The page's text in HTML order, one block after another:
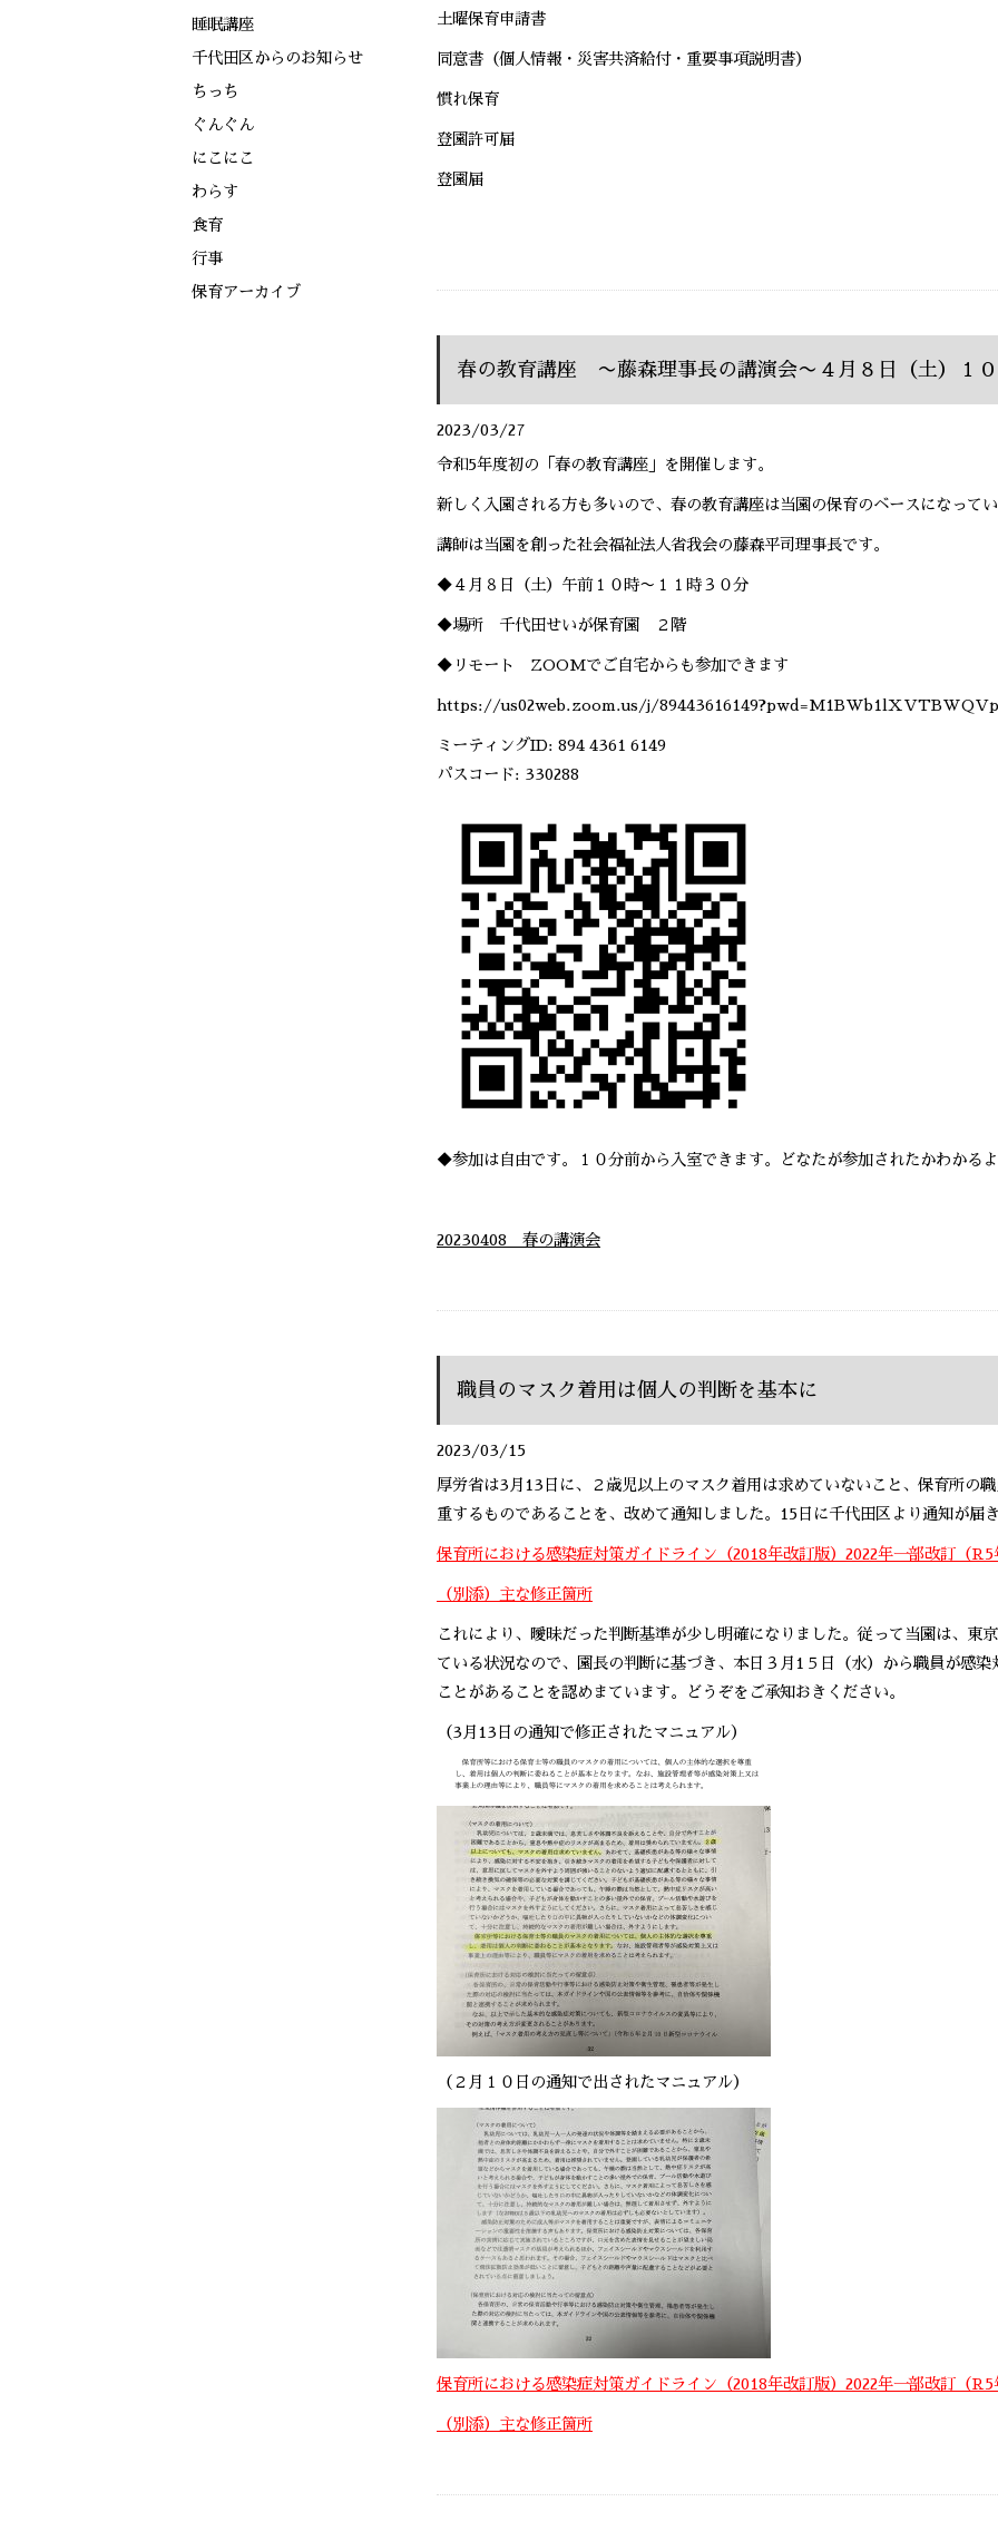
土曜保育申請書
同意書（個人情報・災害共済給付・重要事項説明書）
慣れ保育
登園許可届
登園届
春の教育講座 〜藤森理事長の講演会〜４月８日（土）１
2023/03/27
令和5年度初の「春の教育講座」を開催します。
新しく入園される方も多いので、春の教育講座は当園の保育のベースになってい
講師は当園を創った社会福祉法人省我会の藤森平司理事長です。
◆４月８日（土）午前１０時〜１１時３０分
◆場所 千代田せいが保育園 ２階
◆リモート ZOOMでご自宅からも参加できます
https://us02web.zoom.us/j/
ミーティングID: 894 4361 6149
パスコード: 330288
◆参加は自由です。１０分前から入室できます。どなたが参加されたかわかる
20230408 春の講演会
職員のマスク着用は個人の判断を基本に
2023/03/15
厚労省は3月13日に、２歳児以上のマスク着用は求めていないこと、保育所の
重するものであることを、改めて通知しました。15日に千代田区より通知が届き
保育所における感染症対策ガイドライン（2018年改訂版）2022年一部改訂（R5
（別添）主な修正箇所
これにより、曖昧だった判断基準が少し明確になりました。従って当園は、東
ている状況なので、園長の判断に基づき、本日３月1５日（水）から職員が感
ことがあることを認めまています。どうぞをご承知おきください。
（3月13日の通知で修正されたマニュアル）
（２月１０日の通知で出されたマニュアル）
保育所における感染症対策ガイドライン（2018年改訂版）2022年一部改訂（R5
（別添）主な修正箇所
睡眠講座
千代田区からのお知らせ
ちっち
ぐんぐん
にこにこ
わらす
食育
行事
保育アーカイブ